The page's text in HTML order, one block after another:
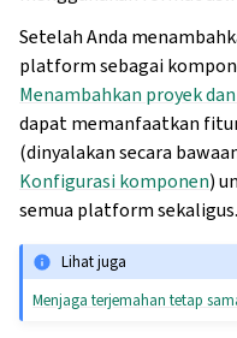
Setelah Anda
platform sebagai
Menambahkan proyek
dapat memanfaatkan
(dinyalakan secara
Konfigurasi komponen)
semua platform sekaligus.
Lihat juga
Menjaga terjemahan tetap